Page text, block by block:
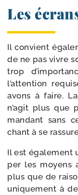
Les
Il convient
de ne pas vivre
trop
l’attention
avons à faire.
n’agit plus que
man­dant sans
chant à se
Il est éga­le­ment
per les moyens
plus que de
uni­que­ment à